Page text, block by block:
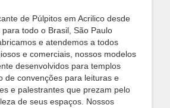
de Púlpitos em Acrilico desde
todo o Brasil, São Paulo
e atendemos a todos
e comerciais, nossos modelos
desenvolvidos para templos
de convenções para leituras e
e palestrantes que prezam pelo
de seus espaços. Nossos